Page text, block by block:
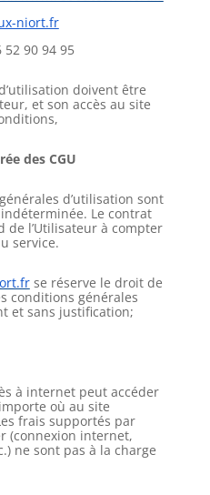
niort.fr
52 90 94 95
doivent être
et son accès au site
des CGU
d’utilisation sont
Le contrat
de l’Utilisateur à compter
service.
se réserve le droit de
conditions générales
et sans justification;
à internet peut accéder
où au site
frais supportés par
(connexion internet,
ne sont pas à la charge